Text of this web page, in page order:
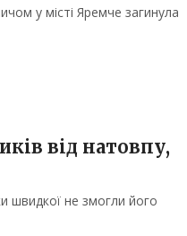
у місті Яремче загинула
від натовпу,
швидкої не змогли його